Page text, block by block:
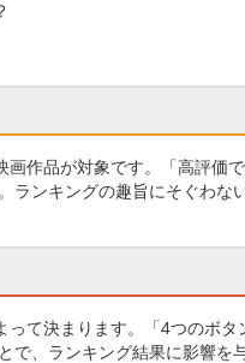
画作品が対象です。「高評価
ランキングの趣旨にそぐわ
て決まります。「4つのボ
、ランキング結果に影響を